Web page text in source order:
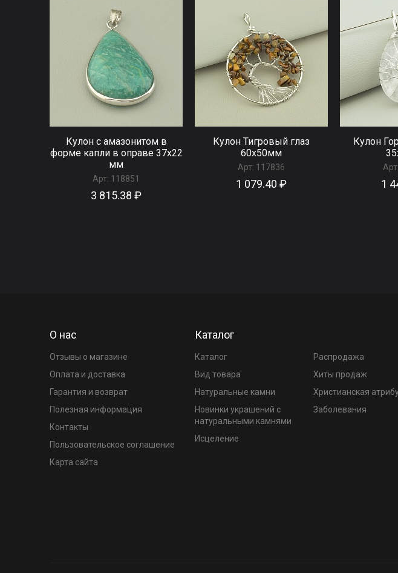
Кулон с амазонитом в
форме капли в оправе 37x22
мм
Арт: 118851
3 815.38 ₽
Кулон Тигровый глаз
60x50мм
Арт: 117836
1 079.40 ₽
Кулон
Арт:
1
О нас
Отзывы о магазине
Оплата и доставка
Гарантия и возврат
Полезная информация
Контакты
Пользовательское соглашение
Карта сайта
Каталог
Каталог
Вид товара
Натуральные камни
Новинки украшений с
натуральными камнями
Распродажа
Хиты продаж
Христианская
Заболевания
Исцеление